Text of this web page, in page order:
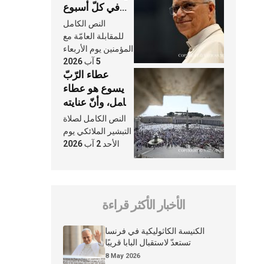
في كلّ أسبوع
وكلّ يوم، هما
النَّفَس في حياة
الكنيسة
النص الكامل
للمقابلة العامّة مع
المؤمنين يوم الأربعاء
5 آب 2026
عطاء الرّبّ
يسوع هو عطاء
شامل، وأنّ عنايته
بنا لا تغيب عنّا
أبدًا
النص الكامل لصلاة
التبشير الملائكي يوم
الأحد 2 آب 2026
الأخبار الأكثر قراءة
الكنيسة الكاثوليكية في فرنسا
تستعدّ لاستقبال البابا قريبًا
8 May 2026